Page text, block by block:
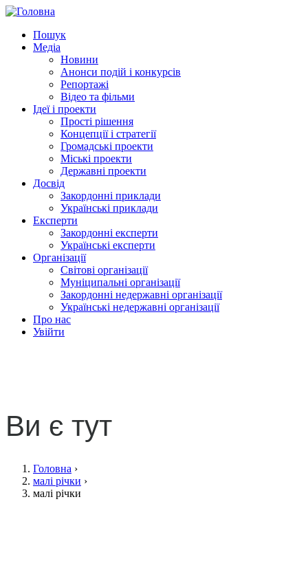
Пошук
Медіа
Новини
Анонси подій і конкурсів
Репортажі
Відео та фільми
Ідеї і проекти
Прості рішення
Концепції і стратегії
Громадські проекти
Міські проекти
Державні проекти
Досвід
Закордонні приклади
Українські приклади
Експерти
Закордонні експерти
Українські експерти
Організації
Світові організації
Муніципальні організації
Закордонні недержавні організації
Українські недержавні організації
Про нас
Увійти
Ви є тут
Головна ›
малі річки ›
малі річки